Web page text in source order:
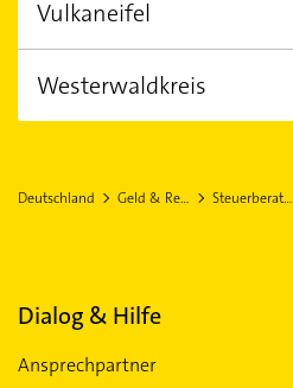
Konz
Vulkaneifel
Daun
Westerwaldkreis
Montabaur
Deutschland Geld & Recht Steuerberatung
Dialog & Hilfe
Ansprechpartner